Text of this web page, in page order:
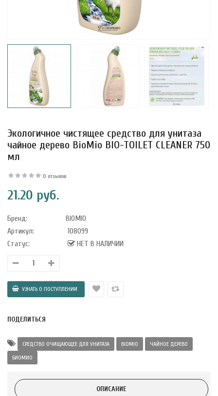
с
в
лимоном и
Экологичное чистящее средство для унитаза
чайное дерево BioMio BIO-TOILET CLEANER 750
мл
0 отзывов
21.20 руб.
Бренд:
BIOMIO
Артикул:
108099
Статус:
НЕТ В НАЛИЧИИ
ПОДЕЛИТЬСЯ
СРЕДСТВО ОЧИЩАЮЩЕЕ ДЛЯ УНИТАЗА BIOMIO
ЧАЙНОЕ ДЕРЕВО
БИОМИО
ОПИСАНИЕ